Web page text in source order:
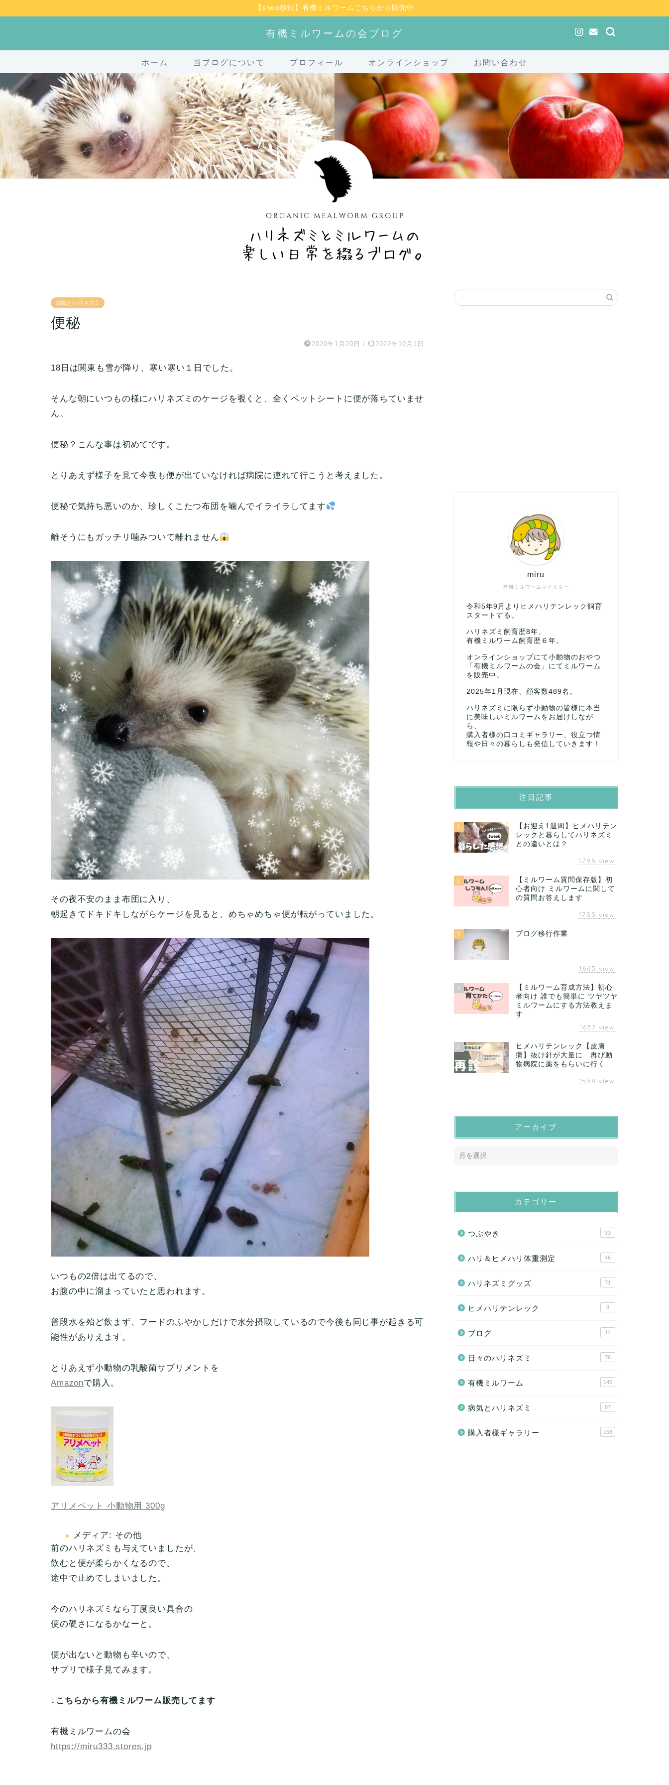
【shop移転】有機ミルワームこちらから販売中
有機ミルワームの会ブログ
ホーム 当ブログについて プロフィール オンラインショップ お問い合わせ
病気とハリネズミ
便秘
2020年1月20日 / 2022年10月1日
18日は関東も雪が降り、寒い寒い１日でした。
そんな朝にいつもの様にハリネズミのケージを覗くと、全くペットシートに便が落ちていませ
ん。
便秘？こんな事は初めてです。
とりあえず様子を見て今夜も便が出ていなければ病院に連れて行こうと考えました。
便秘で気持ち悪いのか、珍しくこたつ布団を噛んでイライラしてます
離そうにもガッチリ噛みついて離れません
その夜不安のまま布団に入り、
朝起きてドキドキしながらケージを見ると、めちゃめちゃ便が転がっていました。
いつもの2倍は出てるので、
お腹の中に溜まっていたと思われます。
普段水を殆ど飲まず、フードのふやかしだけで水分摂取しているので今後も同じ事が起きる可
能性がありえます。
とりあえず小動物の乳酸菌サプリメントを
Amazonで購入。
アリメペット 小動物用 300g
メディア: その他
前のハリネズミも与えていましたが、
飲むと便が柔らかくなるので、
途中で止めてしまいました。
今のハリネズミなら丁度良い具合の
便の硬さになるかなーと。
便が出ないと動物も辛いので、
サプリで様子見てみます。
↓こちらから有機ミルワーム販売してます
有機ミルワームの会
https://miru333.stores.jp
有機ミルワームマイスター
miru
令和5年9月よりヒメハリテンレック飼育
スタートする。
ハリネズミ飼育歴8年、
有機ミルワーム飼育歴６年。
オンラインショップにて小動物のおやつ
「有機ミルワームの会」にてミルワーム
を販売中。
2025年1月現在、顧客数489名。
ハリネズミに限らず小動物の皆様に本当
に美味しいミルワームをお届けしなが
ら、
購入者様の口コミギャラリー、役立つ情
報や日々の暮らしも発信していきます！
注目記事
1
【お迎え1週間】ヒメハリテン
レックと暮らしてハリネズミ
との違いとは？
1795 view
2
【ミルワーム質問保存版】初
心者向け ミルワームに関して
の質問お答えします
1755 view
3 ブログ移行作業
1665 view
4
【ミルワーム育成方法】初心
者向け 誰でも簡単に ツヤツヤ
ミルワームにする方法教えま
す
1637 view
5
ヒメハリテンレック【皮膚
病】抜け針が大量に 再び動
物病院に薬をもらいに行く
1538 view
アーカイブ
カテゴリー
つぶやき 33
ハリ＆ヒメハリ体重測定 46
ハリネズミグッズ 71
ヒメハリテンレック 8
ブログ 14
日々のハリネズミ 76
有機ミルワーム 146
病気とハリネズミ 87
購入者様ギャラリー 158